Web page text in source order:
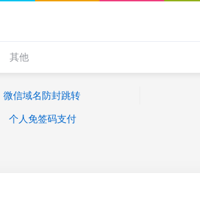
其他
微信域名防封跳转
个人免签码支付